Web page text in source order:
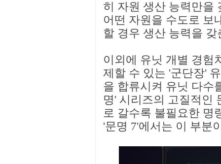
히 자원 생산 능력만을
어떤 자원을 수도로 보
할 경우 생산 능력을
이외에 유닛 개별 경험
제할 수 있는 '군단장'
을 합류시켜 유닛 다수
명' 시리즈의 고질적인
로 갈수록 불필요한 명
'문명 7'에서는 이 부분